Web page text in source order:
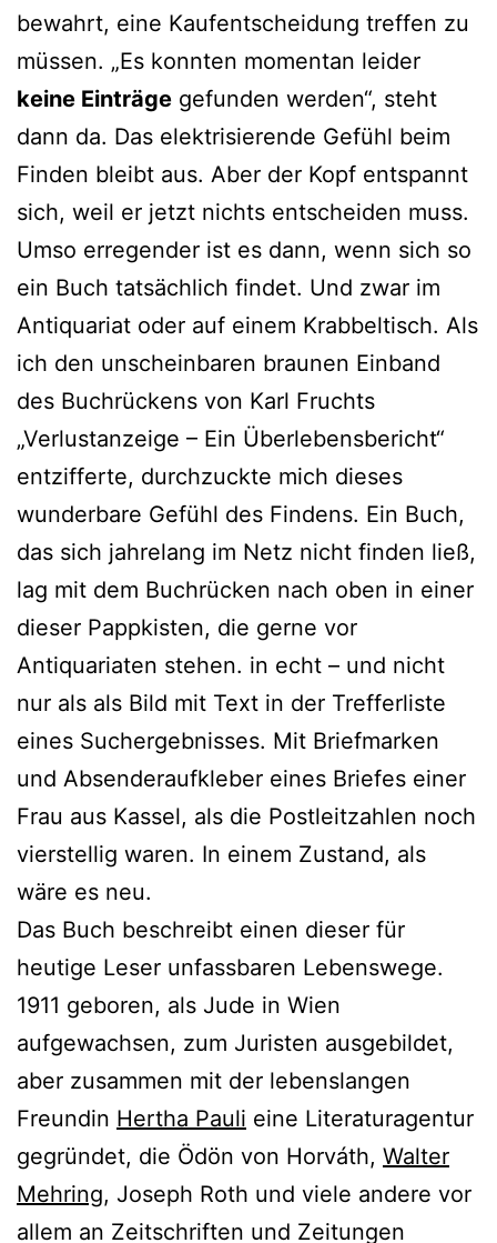
bewahrt, eine Kaufentscheidung treffen zu
müssen. „Es konnten momentan leider
keine Einträge gefunden werden“, steht
dann da. Das elektrisierende Gefühl beim
Finden bleibt aus. Aber der Kopf entspannt
sich, weil er jetzt nichts entscheiden muss.
Umso erregender ist es dann, wenn sich so
ein Buch tatsächlich findet. Und zwar im
Antiquariat oder auf einem Krabbeltisch. Als
ich den unscheinbaren braunen Einband
des Buchrückens von Karl Fruchts
„Verlustanzeige – Ein Überlebensbericht“
entzifferte, durchzuckte mich dieses
wunderbare Gefühl des Findens. Ein Buch,
das sich jahrelang im Netz nicht finden ließ,
lag mit dem Buchrücken nach oben in einer
dieser Pappkisten, die gerne vor
Antiquariaten stehen. in echt – und nicht
nur als als Bild mit Text in der Trefferliste
eines Suchergebnisses. Mit Briefmarken
und Absenderaufkleber eines Briefes einer
Frau aus Kassel, als die Postleitzahlen noch
vierstellig waren. In einem Zustand, als
wäre es neu.
Das Buch beschreibt einen dieser für
heutige Leser unfassbaren Lebenswege.
1911 geboren, als Jude in Wien
aufgewachsen, zum Juristen ausgebildet,
aber zusammen mit der lebenslangen
Freundin Hertha Pauli eine Literaturagentur
gegründet, die Ödön von Horváth, Walter
Mehring, Joseph Roth und viele andere vor
allem an Zeitschriften und Zeitungen